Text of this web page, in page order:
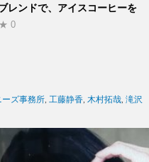
レンドで、アイスコーヒーを
★ 0
ーズ事務所 工藤静香 木村拓哉 滝沢